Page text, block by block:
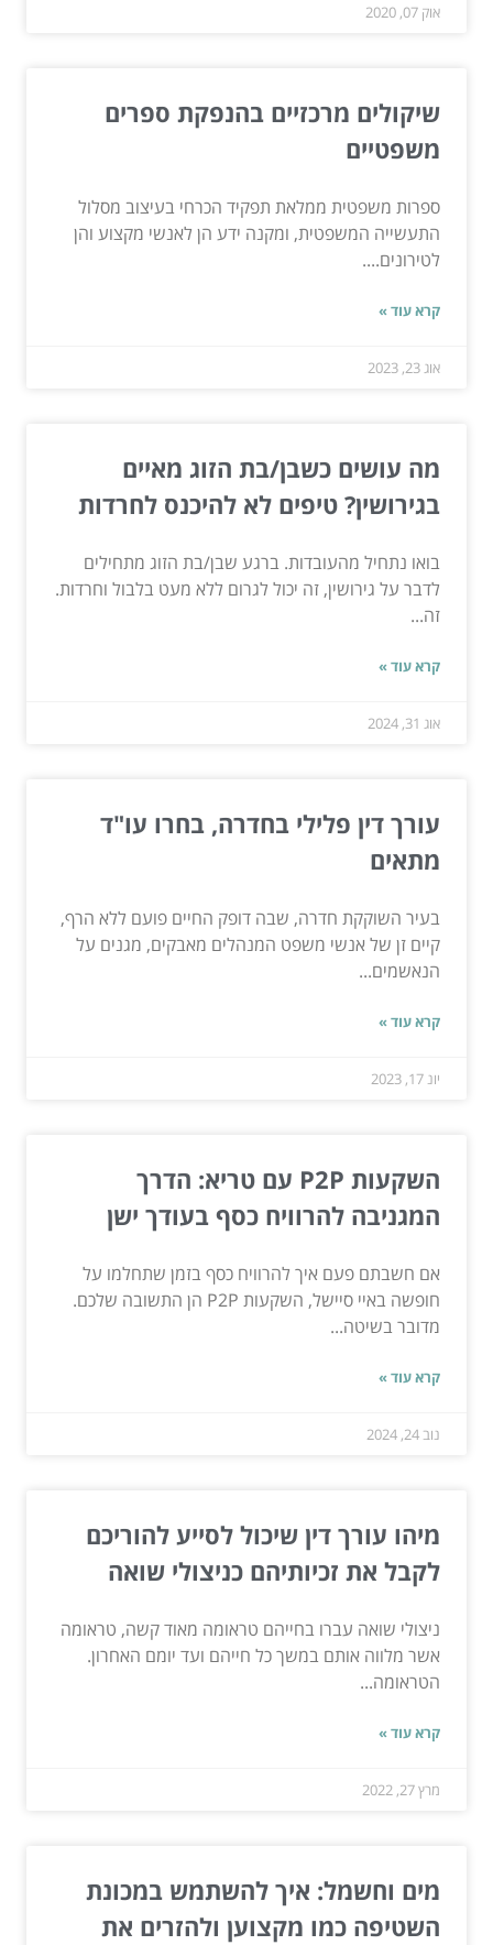
אוק 07, 2020
שיקולים מרכזיים בהנפקת ספרים
משפטיים
ספרות משפטית ממלאת תפקיד הכרחי בעיצוב מסלול
התעשייה המשפטית, ומקנה ידע הן לאנשי מקצוע והן
לטירונים....
קרא עוד »
אוג 23, 2023
מה עושים כשבן/בת הזוג מאיים
בגירושין? טיפים לא להיכנס לחרדות
בואו נתחיל מהעובדות. ברגע שבן/בת הזוג מתחילים
לדבר על גירושין, זה יכול לגרום ללא מעט בלבול וחרדות.
זה...
קרא עוד »
אוג 31, 2024
עורך דין פלילי בחדרה, בחרו עו"ד
מתאים
בעיר השוקקת חדרה, שבה דופק החיים פועם ללא הרף,
קיים זן של אנשי משפט המנהלים מאבקים, מגנים על
הנאשמים...
קרא עוד »
יונ 17, 2023
השקעות P2P עם טריא: הדרך
המגניבה להרוויח כסף בעודך ישן
אם חשבתם פעם איך להרוויח כסף בזמן שתחלמו על
חופשה באיי סיישל, השקעות P2P הן התשובה שלכם.
מדובר בשיטה...
קרא עוד »
נוב 24, 2024
מיהו עורך דין שיכול לסייע להוריכם
לקבל את זכיותיהם כניצולי שואה
ניצולי שואה עברו בחייהם טראומה מאוד קשה, טראומה
אשר מלווה אותם במשך כל חייהם ועד יומם האחרון.
הטראומה...
קרא עוד »
מרץ 27, 2022
מים וחשמל: איך להשתמש במכונת
השטיפה כמו מקצוען ולהזרים את